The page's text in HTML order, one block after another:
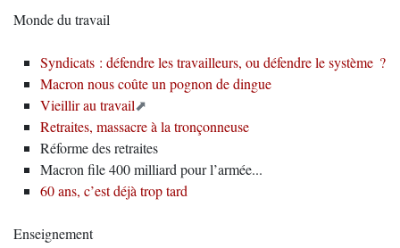
Monde du travail
Syndicats : défendre les travailleurs, ou défendre le système ?
Macron nous coûte un pognon de dingue
Vieillir au travail
Retraites, massacre à la tronçonneuse
Réforme des retraites
Macron file 400 milliard pour l’armée...
60 ans, c’est déjà trop tard
Enseignement